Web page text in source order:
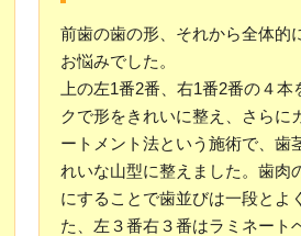
前歯の歯の形、それから全体的
お悩みでした。
上の左1番2番、右1番2番の４
クで形をきれいに整え、さらに
ートメント法という施術で、歯
れいな山型に整えました。歯肉
にすることで歯並びは一段とよ
た、左３番右３番はラミネート